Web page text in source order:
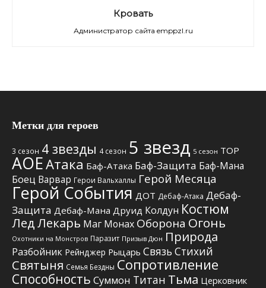
Кровать
Администратор сайта emppzl.ru
Метки для героев
3 сезон 4 звезды 4 сезон 5 звезд 5 сезон TOP
АОЕАтака Баф-Атака Баф-Защита Баф-Мана
Боец Варвар Герои Вальхаллы Герой Месяца
Герой События ДОТ Дебаф-Атака Дебаф-
Защита Дебаф-Мана Друид Колдун Костюм
ЛедЛекарь Маг Монах Оборона Огонь
Охотники на Монстров Паразит Призыв Дюн Природа
Разбойник Рейнджер Рыцарь Связь Стихий
Святыня Семья Бездны Сопротивление
Способность Суммон Титан Тьма Церковник